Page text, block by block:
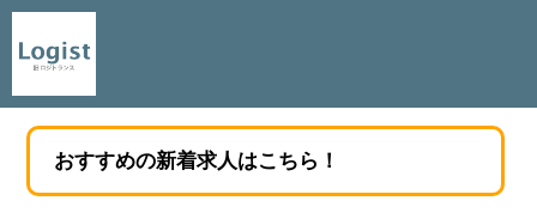
おすすめの新着求人はこちら！